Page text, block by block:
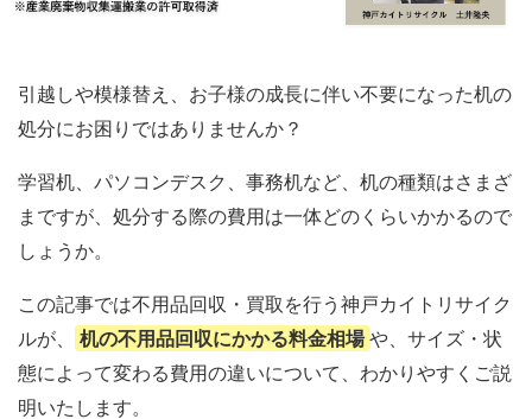
引越しや模様替え、お子様の成長に伴い不要になった机の
処分にお困りではありませんか？
学習机、パソコンデスク、事務机など、机の種類はさまざ
まですが、処分する際の費用は一体どのくらいかかるので
しょうか。
この記事では不用品回収・買取を行う神戸カイトリサイク
ルが、
机の不用品回収にかかる料金相場 や、サイズ・状
態によって変わる費用の違いについて、わかりやすくご説
明いたします。